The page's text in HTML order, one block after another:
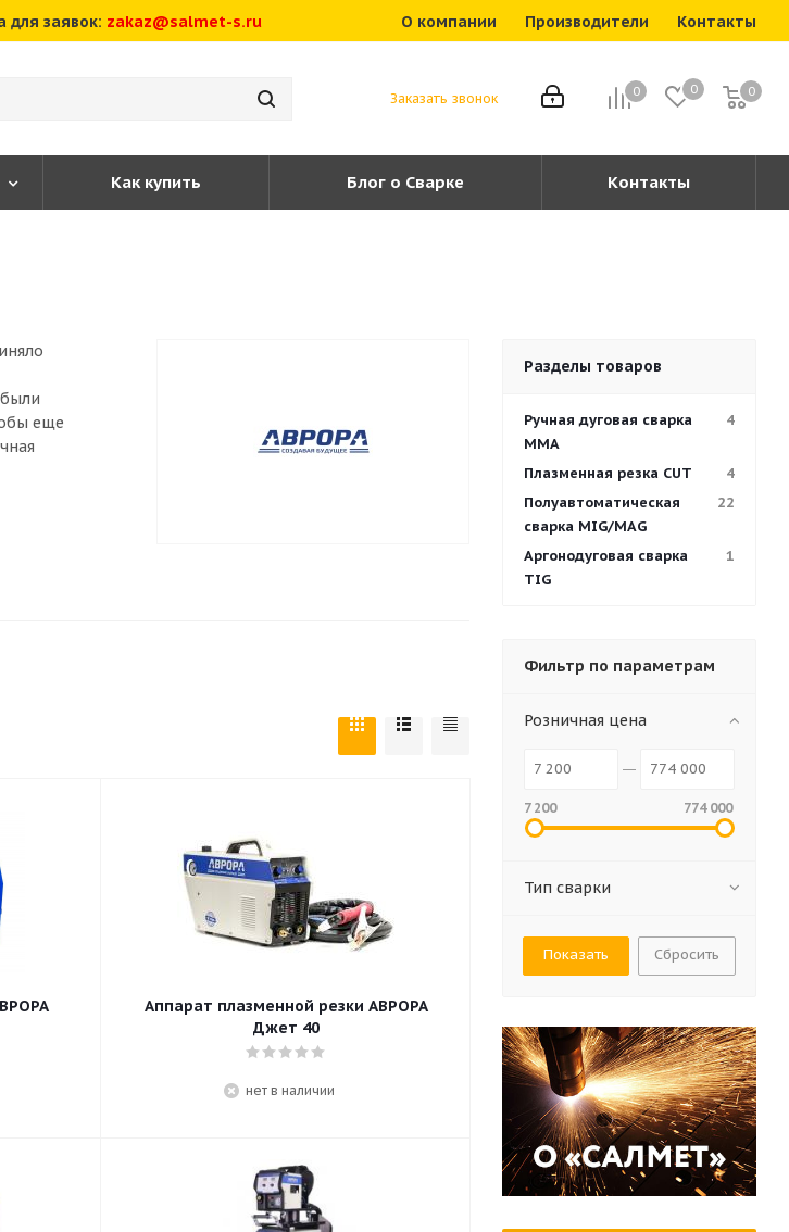
для заявок: zakaz@salmet-s.ru О компании Производители Контакты
0 0 0
0
Заказать звонок
Как купить Блог о Сварке Контакты
еще
Аппарат плазменной резки АВРОРА
Джет 40
нет в наличии
Разделы товаров
Ручная дуговая сварка
MMA
4
Плазменная резка CUT
4
Полуавтоматическая
сварка MIG/MAG
22
Аргонодуговая сварка
TIG
1
Фильтр по параметрам
Розничная цена
7 200 774 000
Тип сварки
Сбросить